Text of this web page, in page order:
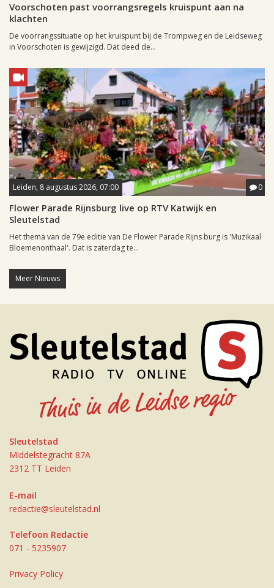
Voorschoten past voorrangsregels kruispunt aan na
klachten
De voorrangssituatie op het kruispunt bij de Trompweg en de Leidseweg
in Voorschoten is gewijzigd. Dat deed de...
Leiden, 8 augustus 2026, 07:00 0
Flower Parade Rijnsburg live op RTV Katwijk en
Sleutelstad
Het thema van de 79e editie van De Flower Parade Rijns burg is 'Muzikaal
Bloemenonthaal'. Dat is zaterdag te...
Meer Nieuws
Sleutelstad
Middelstegracht 87A
2312 TT Leiden
E-mail
redactie@sleutelstad.nl
Telefoon Redactie
071 - 5235907
Privacy Policy